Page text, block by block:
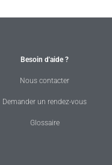
Besoin d'aide ?
Nous contacter
Demander un rendez-vous
Glossaire